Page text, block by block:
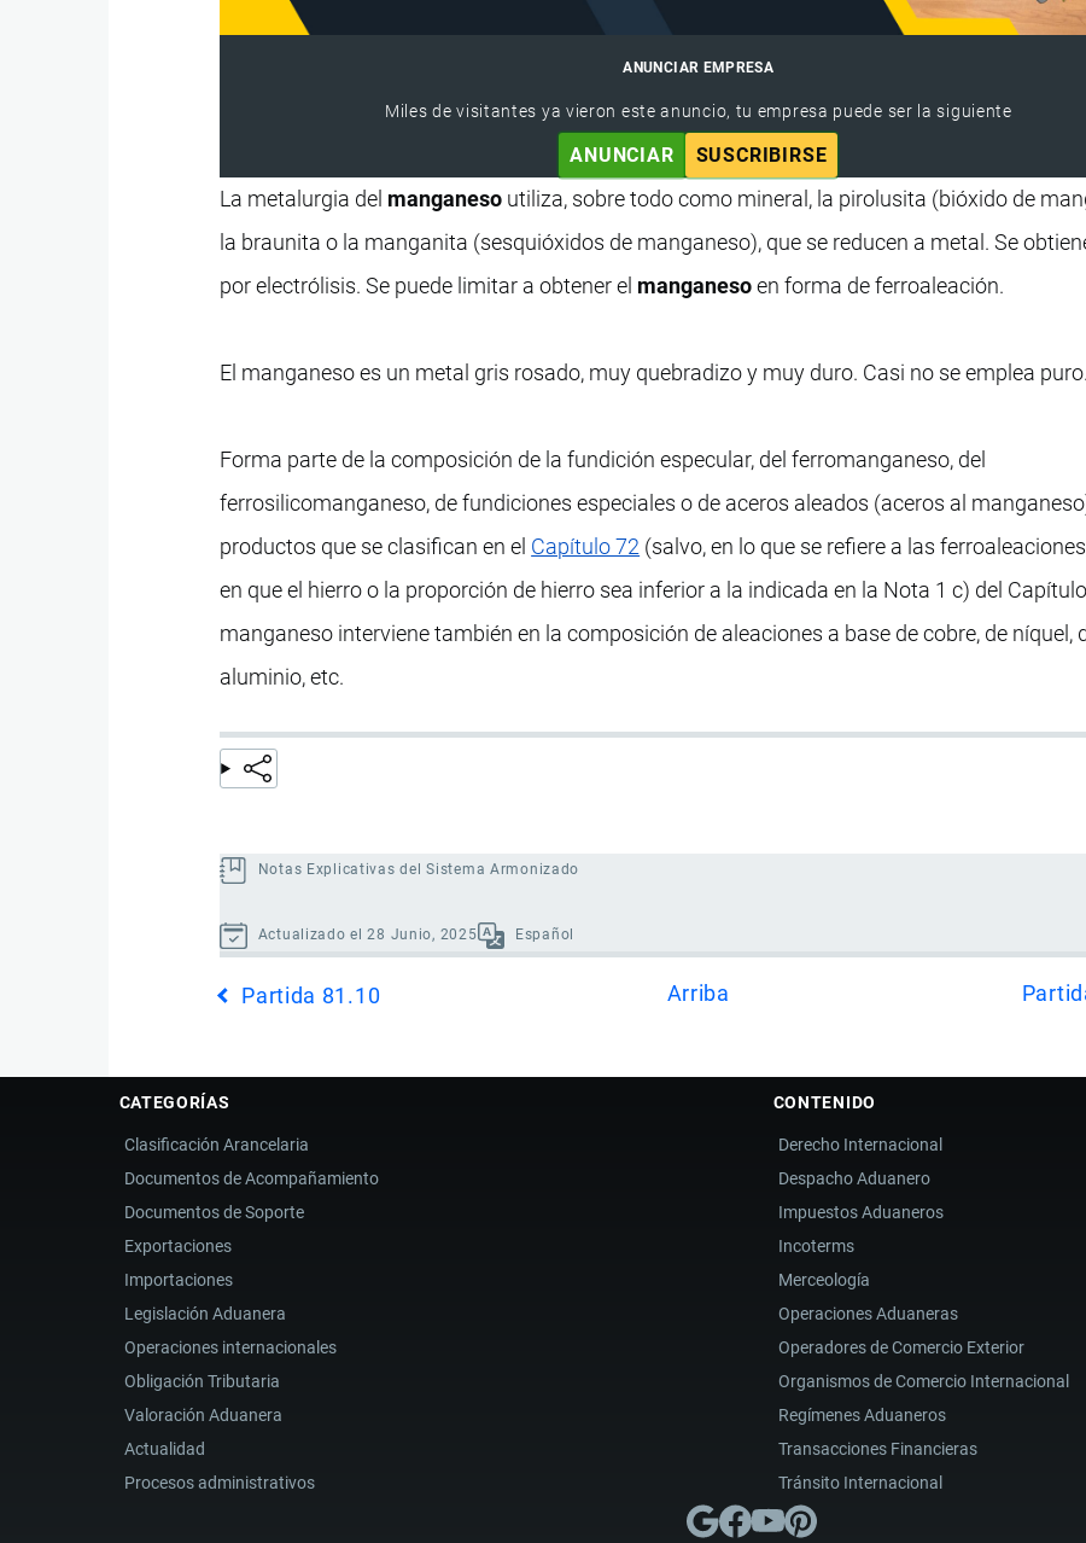
ANUNCIAR EMPRESA
Miles de visitantes ya vieron este anuncio, tu empresa puede ser la siguiente
ANUNCIAR SUSCRIBIRSE
La metalurgia del manganeso utiliza, sobre todo como mineral, la pirolusita (bióxido de
la braunita o la manganita (sesquióxidos de manganeso), que se reducen a metal. Se
por electrólisis. Se puede limitar a obtener el manganesoen forma de ferroaleación.
El manganeso es un metal gris rosado, muy quebradizo y muy duro. Casi no se emplea puro.
Forma parte de la composición de la fundición especular, del ferromanganeso, del
ferrosilicomanganeso, de fundiciones especiales o de aceros aleados (aceros al
productos que se clasifican en el Capítulo 72 (salvo, en lo que se refiere a las
en que el hierro o la proporción de hierro sea inferior a la indicada en la Nota 1 c) del Capítulo
manganeso interviene también en la composición de aleaciones a base de cobre, de níquel,
aluminio, etc.
Notas Explicativas del Sistema Armonizado
Actualizado el 28 Junio, 2025 Español
transversales
para
Partida 81.10 Arriba
CATEGORÍAS
Clasificación Arancelaria
Documentos de Acompañamiento
Documentos de Soporte
Exportaciones
Importaciones
Legislación Aduanera
Operaciones internacionales
Obligación Tributaria
Valoración Aduanera
Actualidad
Procesos administrativos
CONTENIDO
Derecho Internacional
Despacho Aduanero
Impuestos Aduaneros
Incoterms
Merceología
Operaciones Aduaneras
Operadores de Comercio Exterior
Organismos de Comercio Internacional
Regímenes Aduaneros
Transacciones Financieras
Tránsito Internacional